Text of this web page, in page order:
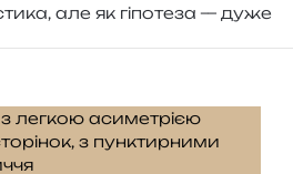
але як гіпо­те­за — дуже